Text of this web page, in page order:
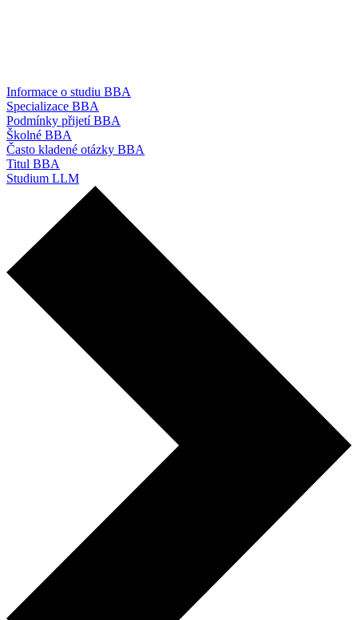
Informace o studiu BBA
Specializace BBA
Podmínky přijetí BBA
Školné BBA
Často kladené otázky BBA
Titul BBA
Studium LLM